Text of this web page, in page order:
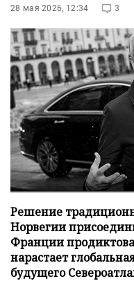
28 мая 2026, 12:34 3
Решение
Норвегии
Франции
нарастает
будущего